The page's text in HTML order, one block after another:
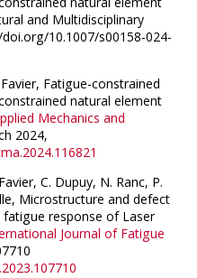
and Multidisciplinary
10.1007/s00158-024-
Favier, Fatigue-constrained
natural element
Mechanics and
2024,
, C. Dupuy, N. Ranc, P.
Microstructure and defect
response of Laser
Journal of Fatigue